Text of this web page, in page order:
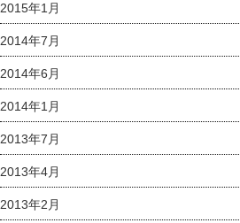
2015年1月
2014年7月
2014年6月
2014年1月
2013年7月
2013年4月
2013年2月